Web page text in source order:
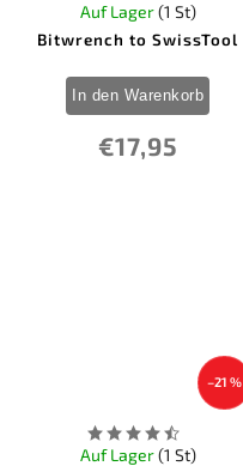
Bitwrench to SwissTool
Auf Lager(1 St)
€17,95
In den Warenkorb
–21 %
Auf Lager(1 St)